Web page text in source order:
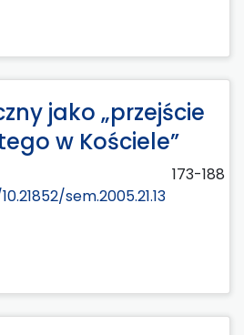
jako „przejście
w Kościele”
173-188
sem.2005.21.13